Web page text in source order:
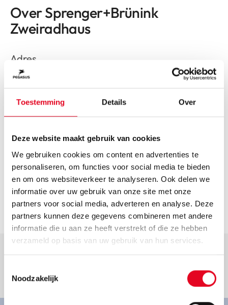
Toestemming Details Over
Deze website maakt gebruik van cookies
We gebruiken cookies om content en advertenties te
personaliseren, om functies voor social media te bieden
en om ons websiteverkeer te analyseren. Ook delen we
informatie over uw gebruik van onze site met onze
partners voor social media, adverteren en analyse. Deze
partners kunnen deze gegevens combineren met andere
informatie die u aan ze heeft verstrekt of die ze hebben
verzameld op basis van uw gebruik van hun services.
Noodzakelijk
Goed om te weten.
Over Sprenger+Brünink
Zweiradhaus
Adres
Alter Pyer Kirchweg 7
Wallenhorst
Route plannen
dealer. Neem voor de actuele openingstijden contact op
met de dealer.
Contact
zweiradmechaniker@t-online.de
Ga naar dealer